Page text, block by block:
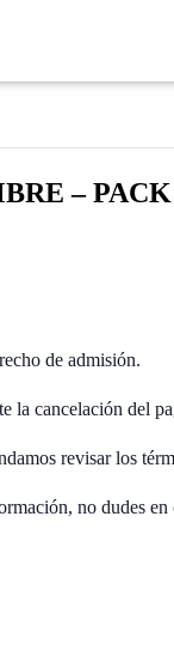
–
de admisión.
la cancelación del
revisar los
no dudes en